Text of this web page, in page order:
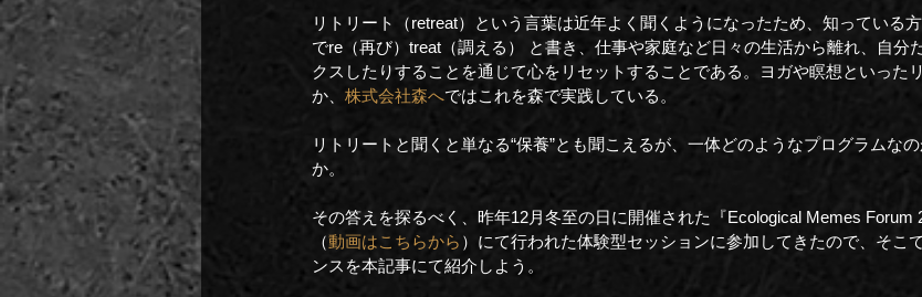
リトリート（retreat）という言葉は近年よく聞くようになったため、知っている
でre（再び）treat（調える） と書き、仕事や家庭など日々の生活から離れ、自分
クスしたりすることを通じて心をリセットすることである。ヨガや瞑想といった
か、 株式会社森へではこれを森で実践している。
リトリートと聞くと単なる“保養”とも聞こえるが、一体どのようなプログラムな
か。
その答えを探るべく、昨年12月冬至の日に開催された『Ecological Memes Forum
（動画はこちらから ）にて行われた体験型セッションに参加してきたので、そこ
ンスを本記事にて紹介しよう。